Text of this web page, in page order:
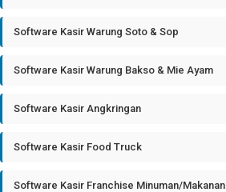
Software Kasir Warung Soto & Sop
Software Kasir Warung Bakso & Mie Ayam
Software Kasir Angkringan
Software Kasir Food Truck
Software Kasir Franchise Minuman/Makanan